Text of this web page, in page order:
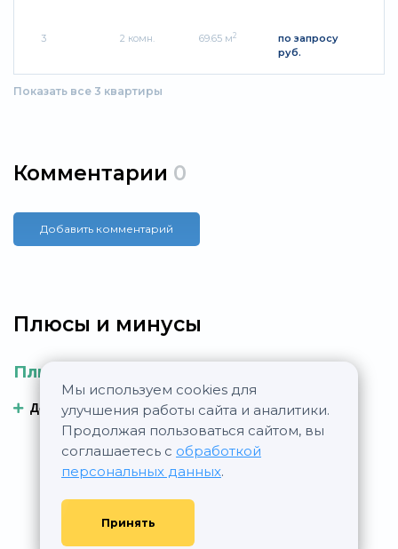
Мы используем cookies для
улучшения работы сайта и аналитики.
Продолжая пользоваться сайтом, вы
соглашаетесь с обработкой
персональных данных.
Принять
3 2 комн. 69.65 м2
по запросу
руб.
Показать все 3 квартиры
Комментарии 0
Добавить комментарий
Плюсы и минусы
Плюсы
Добавить плюс Добавить минус